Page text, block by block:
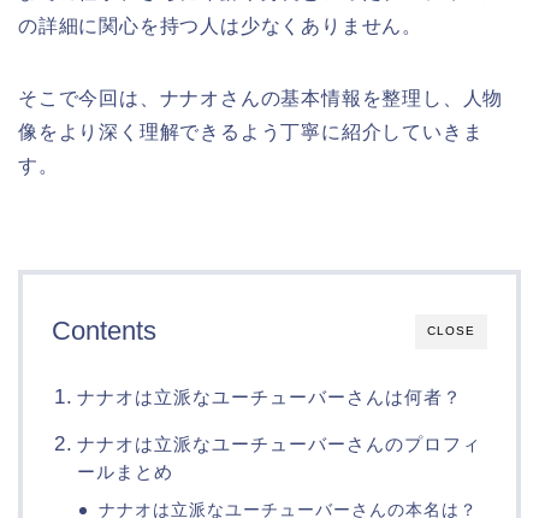
の詳細に関心を持つ人は少なくありません。
そこで今回は、ナナオさんの基本情報を整理し、人物
像をより深く理解できるよう丁寧に紹介していきま
す。
CLOSE
Contents
ナナオは立派なユーチューバーさんは何者？
ナナオは立派なユーチューバーさんのプロフィ
ールまとめ
ナナオは立派なユーチューバーさんの本名は？